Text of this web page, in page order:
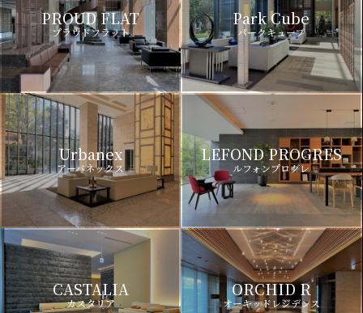
PROUD FLAT
プラウドフラット
Park Cube
パークキューブ
Urbanex
アーバネックス
LEFOND PROGRES
ルフォンプログレ
CASTALIA
カスタリア
ORCHID R
オーキッドレジデンス